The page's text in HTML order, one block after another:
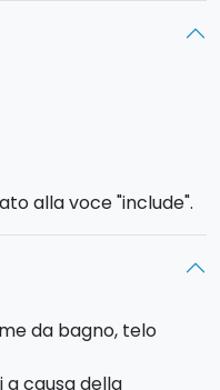
del palermitano.
alla voce "include".
da bagno, telo
a causa della